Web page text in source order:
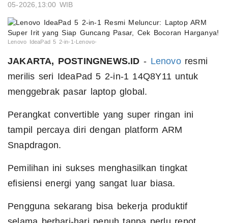
05-2026,13:00 WIB
Lenovo IdeaPad 5 2-in-1-Lenovo-
JAKARTA, POSTINGNEWS.ID - Lenovoresmi
merilis seri IdeaPad 5 2-in-1 14Q8Y11 untuk
menggebrak pasar laptop global.
Perangkat convertible yang super ringan ini
tampil percaya diri dengan platform ARM
Snapdragon.
Pemilihan ini sukses menghasilkan tingkat
efisiensi energi yang sangat luar biasa.
Pengguna sekarang bisa bekerja produktif